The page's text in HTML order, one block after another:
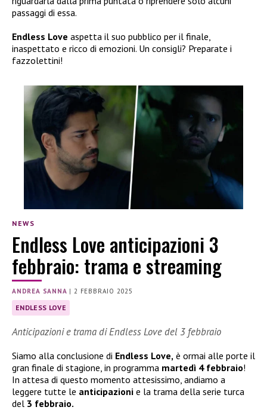
passaggi di essa.
Endless Love aspetta il suo pubblico per il finale,
inaspettato e ricco di emozioni. Un consigli? Preparate i
fazzolettini!
NEWS
Endless Love anticipazioni 3
febbraio: trama e streaming
ANDREA SANNA | 2 FEBBRAIO 2025
ENDLESS LOVE
Anticipazioni e trama di Endless Love del 3 febbraio
Siamo alla conclusione di Endless Love, è ormai alle porte il
gran finale di stagione, in programma martedì 4 febbraio!
In attesa di questo momento attesissimo, andiamo a
leggere tutte le anticipazioni e la trama della serie turca
del 3 febbraio.